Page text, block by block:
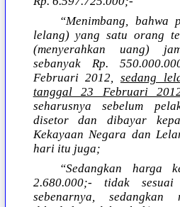
“Menimbang, bahwa
lelang) yang satu orang
(menyerahkan uang)
sebanyak Rp.
Februari 2012, sedang
tanggal 23 Februari
seharusnya sebelum
disetor dan dibayar
Kekayaan Negara dan
hari itu juga;
“Sedangkan harga
2.680.000;- tidak
sebenarnya,